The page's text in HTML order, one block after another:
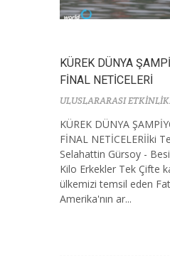
KÜREK DÜNYA
FİNAL NETİCELERİ
ULUSLARARASI
KÜREK DÜNYA
FİNAL NETİCELERİİki
Selahattin Gürsoy -
Kilo Erkekler Tek Çifte
ülkemizi temsil eden
Amerika'nın ar...